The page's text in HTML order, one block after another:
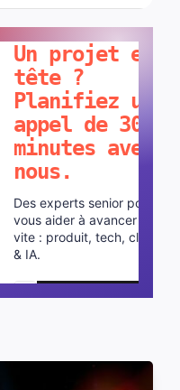
Un projet en
tête ?
Planifiez un
appel de 30
minutes avec
nous.
Des experts senior pour
vous aider à avancer plus
vite : produit, tech, cloud
& IA.
Planifier un appel